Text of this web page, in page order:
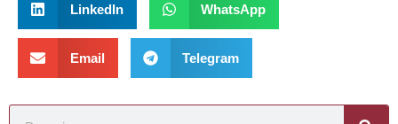
LinkedIn WhatsApp
Email Telegram